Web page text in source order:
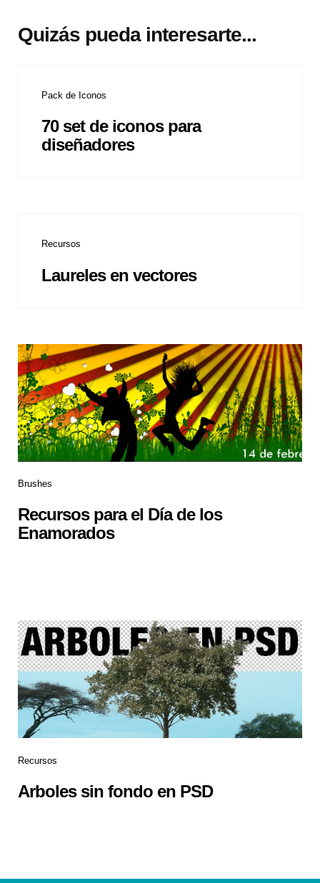
Quizás pueda interesarte...
Pack de Iconos
70 set de iconos para
diseñadores
Recursos
Laureles en vectores
Brushes
Recursos para el Día de los
Enamorados
Recursos
Arboles sin fondo en PSD